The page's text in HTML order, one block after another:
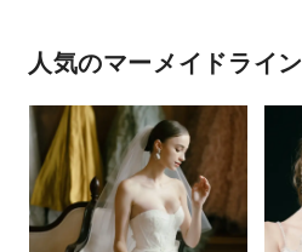
人気のマーメイドライン